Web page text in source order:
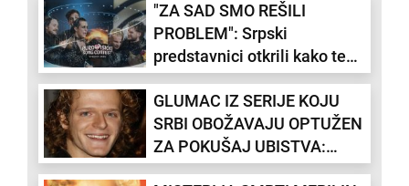
"ZA SAD SMO REŠILI
PROBLEM": Srpski
predstavnici otkrili kako teku
pripreme pred nastup na
Evroviziji
GLUMAC IZ SERIJE KOJU
SRBI OBOŽAVAJU OPTUŽEN
ZA POKUŠAJ UBISTVA:
Bivšu devojku izbo više od